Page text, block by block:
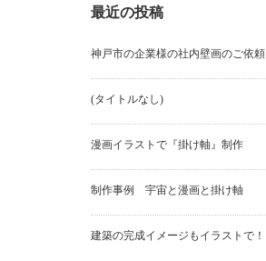
最近の投稿
神戸市の企業様の社内壁画のご依頼
(タイトルなし)
漫画イラストで『掛け軸』制作
制作事例 宇宙と漫画と掛け軸
建築の完成イメージもイラストで！